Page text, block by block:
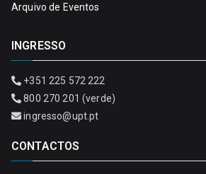
Arquivo de Eventos
INGRESSO
+351 225 572 222
800 270 201 (verde)
ingresso@upt.pt
CONTACTOS